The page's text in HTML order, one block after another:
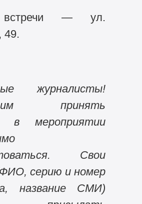
встречи — ул.
49.
журналисты!
принять
в мероприятии
Свои
серию и номер
название СМИ)